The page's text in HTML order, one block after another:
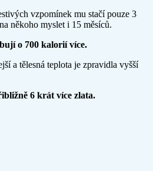
vzpomínek mu stačí pouze 3
někoho myslet i 15 měsíců.
o 700 kalorií více.
a tělesná teplota je zpravidla vyšší
6 krát více zlata.